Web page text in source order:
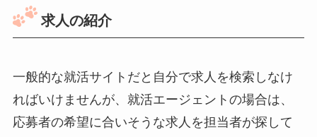
求人の紹介
一般的な就活サイトだと自分で求人を検索しなけ
ればいけませんが、就活エージェントの場合は、
応募者の希望に合いそうな求人を担当者が探して